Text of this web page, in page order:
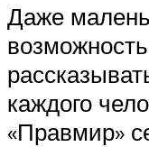
Даже
каждого
«Правмир»